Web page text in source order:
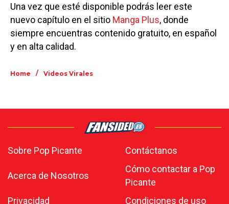
Una vez que esté disponible podrás leer este
nuevo capítulo en el sitio Manga Plus, donde
siempre encuentras contenido gratuito, en español
y en alta calidad.
Home / Videos Virales
Sobre Pop Picante Contáctanos
Acerca de Nosotros
Cómo contactar a Pop
Picante
Privacidad
Condiciones de uso